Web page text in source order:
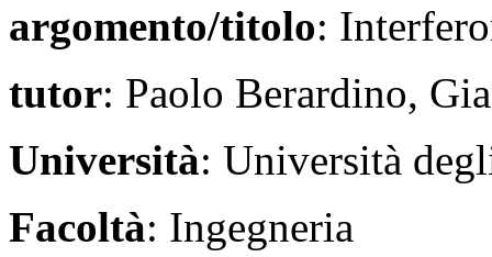
argomento/titolo:
tutor: Paolo Berardino,
Università: Università
Facoltà: Ingegneria